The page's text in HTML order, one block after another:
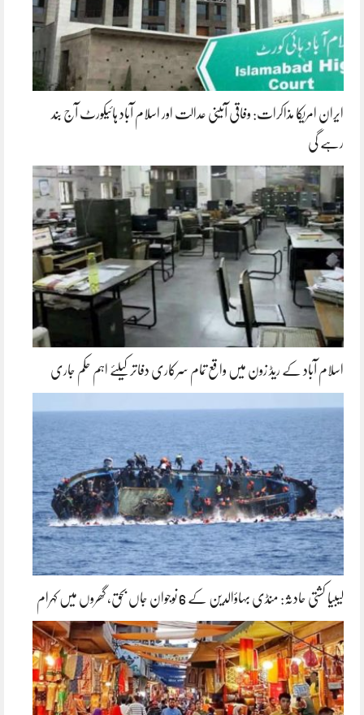
ایران امریکا مذاکرات: وفاقی آئینی عدالت اور اسلام آباد ہائیکورٹ آج بند
رہے گی
اسلام آباد کے ریڈ زون میں واقع تمام سرکاری دفاتر کیلئے اہم حکم جاری
لیبیا کشتی حادثہ: منڈی بہاؤالدین کے 6 نوجوان جاں بحق، گھروں میں کہرام